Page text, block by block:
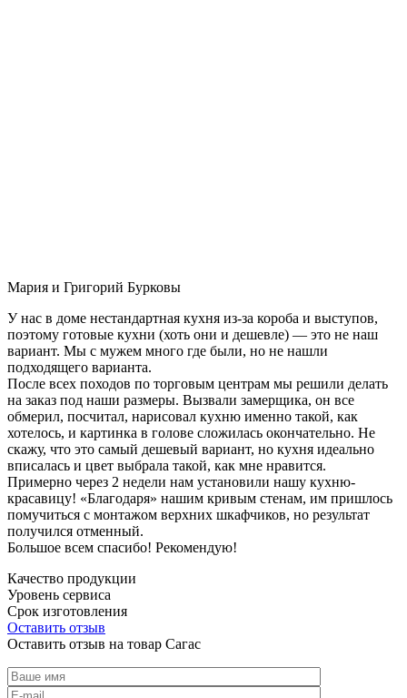
Мария и Григорий Бурковы
У нас в доме нестандартная кухня из-за короба и выступов,
поэтому готовые кухни (хоть они и дешевле) — это не наш
вариант. Мы с мужем много где были, но не нашли
подходящего варианта.
После всех походов по торговым центрам мы решили делать
на заказ под наши размеры. Вызвали замерщика, он все
обмерил, посчитал, нарисовал кухню именно такой, как
хотелось, и картинка в голове сложилась окончательно. Не
скажу, что это самый дешевый вариант, но кухня идеально
вписалась и цвет выбрала такой, как мне нравится.
Примерно через 2 недели нам установили нашу кухню-
красавицу! «Благодаря» нашим кривым стенам, им пришлось
помучиться с монтажом верхних шкафчиков, но результат
получился отменный.
Большое всем спасибо! Рекомендую!
Качество продукции
Уровень сервиса
Срок изготовления
Оставить отзыв
Оставить отзыв на товар Сагас